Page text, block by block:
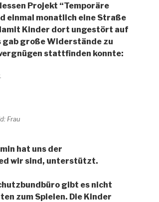
Projekt “Temporäre
einmal monatlich eine Straße
Kinder dort ungestört auf
gab große Widerstände zu
stattfinden konnte:
Frau
hat uns der
wir sind, unterstützt.
gibt es nicht
zum Spielen. Die Kinder